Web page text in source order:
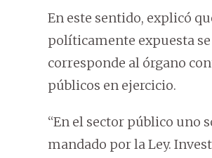
En este sentido, explicó
políticamente expuesta
corresponde al órgano
públicos en ejercicio.
“En el sector público uno
mandado por la Ley.